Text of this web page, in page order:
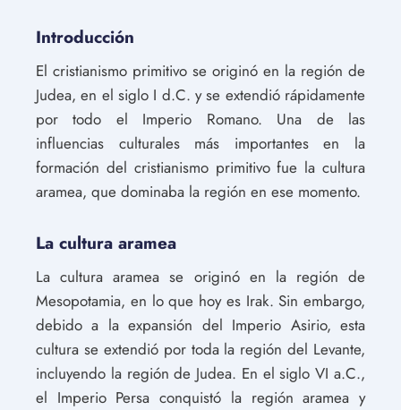
Introducción
El cristianismo primitivo se originó en la región de
Judea, en el siglo I d.C. y se extendió rápidamente
por todo el Imperio Romano. Una de las
influencias culturales más importantes en la
formación del cristianismo primitivo fue la cultura
aramea, que dominaba la región en ese momento.
La cultura aramea
La cultura aramea se originó en la región de
Mesopotamia, en lo que hoy es Irak. Sin embargo,
debido a la expansión del Imperio Asirio, esta
cultura se extendió por toda la región del Levante,
incluyendo la región de Judea. En el siglo VI a.C.,
el Imperio Persa conquistó la región aramea y